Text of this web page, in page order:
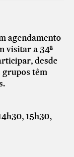
agendamento
visitar a 34ª
desde
grupos têm
15h30,